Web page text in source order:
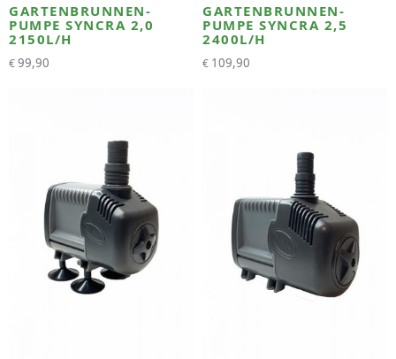
GARTENBRUNNEN-
PUMPE SYNCRA 2,0
2150L/H
€99,90
GARTENBRUNNEN-
PUMPE SYNCRA 2,5
2400L/H
€ 109,90